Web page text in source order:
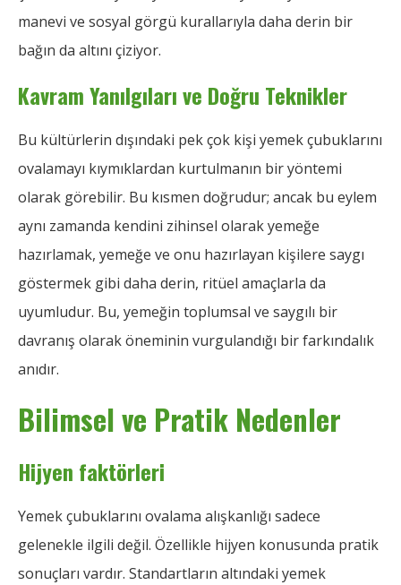
manevi ve sosyal görgü kurallarıyla daha derin bir
bağın da altını çiziyor.
Kavram Yanılgıları ve Doğru Teknikler
Bu kültürlerin dışındaki pek çok kişi yemek çubuklarını
ovalamayı kıymıklardan kurtulmanın bir yöntemi
olarak görebilir. Bu kısmen doğrudur; ancak bu eylem
aynı zamanda kendini zihinsel olarak yemeğe
hazırlamak, yemeğe ve onu hazırlayan kişilere saygı
göstermek gibi daha derin, ritüel amaçlarla da
uyumludur. Bu, yemeğin toplumsal ve saygılı bir
davranış olarak öneminin vurgulandığı bir farkındalık
anıdır.
Bilimsel ve Pratik Nedenler
Hijyen faktörleri
Yemek çubuklarını ovalama alışkanlığı sadece
gelenekle ilgili değil. Özellikle hijyen konusunda pratik
sonuçları vardır. Standartların altındaki yemek